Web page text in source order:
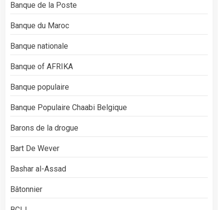
Banque de la Poste
Banque du Maroc
Banque nationale
Banque of AFRIKA
Banque populaire
Banque Populaire Chaabi Belgique
Barons de la drogue
Bart De Wever
Bashar al-Assad
Bâtonnier